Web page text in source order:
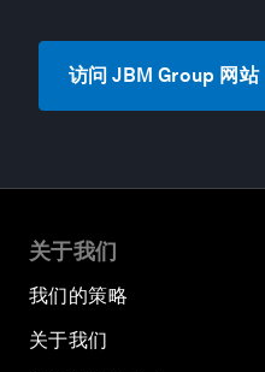
访问 JBM Group 网站
关于我们
我们的策略
关于我们